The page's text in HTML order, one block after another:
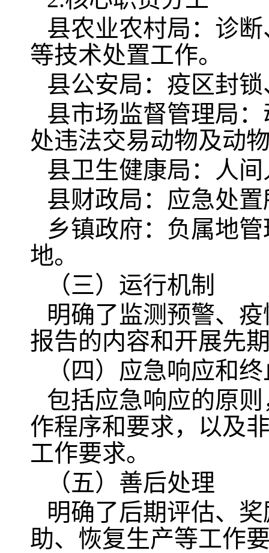
县农业农村局：诊
等技术处置工作。
县公安局：疫区封
县市场监督管理局
处违法交易动物及动
县卫生健康局：人
县财政局：应急处
乡镇政府：负属地
地。
（三）运行机制
明确了监测预警、
报告的内容和开展先
（四）应急响应和
包括应急响应的原
作程序和要求，以及
工作要求。
（五）善后处理
明确了后期评估、
助、恢复生产等工作